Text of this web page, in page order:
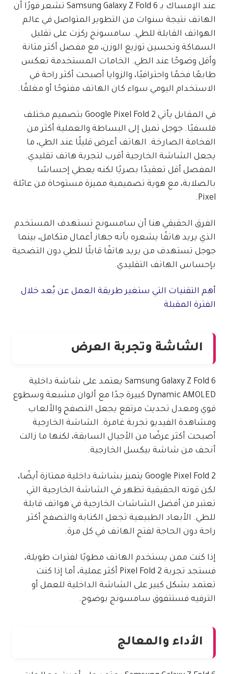
عند الإمساك بـ Samsung Galaxy Z Fold 6 تشعر فورًا أن
الهاتف نتيجة سنوات من التطوير المتواصل في عالم
الهواتف القابلة للطي. سامسونج ركزت على تقليل
السماكة وتحسين توزيع الوزن، مع مفصل أكثر متانة
وأقل وضوحًا عند الطي. الخامات المستخدمة تعكس
طابعًا فخمًا واحترافيًا، والزوايا أصبحت أكثر راحة في
الاستخدام اليومي سواء كان الهاتف مفتوحًا أو مغلقًا.
في المقابل يأتي Google Pixel Fold 2 بتصميم مختلف
فلسفيًا. جوجل تميل إلى البساطة والعملية أكثر من
الفخامة الصارخة. الهاتف أعرض قليلًا عند الطي، ما
يجعل الشاشة الخارجية أقرب لتجربة هاتف تقليدي.
المفصل أقل تعقيدًا بصريًا لكنه يعطي إحساسًا
بالصلابة، مع هوية تصميمية مميزة مستوحاة من عائلة
Pixel.
الفرق الحقيقي هنا أن سامسونج تستهدف المستخدم
الذي يريد هاتفًا يشعره بأنه جهاز أعمال متكامل، بينما
جوجل تستهدف من يريد هاتفًا قابلًا للطي دون التضحية
بإحساس الهاتف التقليدي.
أهم التقنيات التي ستغير طريقة العمل عن بُعد خلال
الفترة المقبلة
الشاشة وتجربة العرض
Samsung Galaxy Z Fold 6 يعتمد على شاشة داخلية
Dynamic AMOLED كبيرة جدًا مع ألوان مشبعة وسطوع
قوي ومعدل تحديث مرتفع يجعل التصفح والألعاب
ومشاهدة الفيديو تجربة غامرة. الشاشة الخارجية
أصبحت أكثر عرضًا من الأجيال السابقة، لكنها ما زالت
أنحف من شاشة بيكسل الخارجية.
Google Pixel Fold 2 يتميز بشاشة داخلية ممتازة أيضًا،
لكن قوته الحقيقية تظهر في الشاشة الخارجية التي
تعتبر من أفضل الشاشات الخارجية في هواتف قابلة
للطي. الأبعاد الطبيعية تجعل الكتابة والتصفح أكثر
راحة دون الحاجة لفتح الهاتف في كل مرة.
إذا كنت ممن يستخدم الهاتف مطويًا لفترات طويلة،
فستجد تجربة Pixel Fold 2 أكثر عملية، أما إذا كنت
تعتمد بشكل كبير على الشاشة الداخلية للعمل أو
الترفيه فستتفوق سامسونج بوضوح.
الأداء والمعالج